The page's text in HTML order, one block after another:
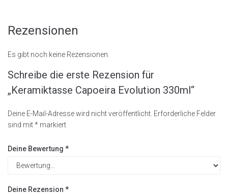
Rezensionen
Es gibt noch keine Rezensionen.
Schreibe die erste Rezension für
„Keramiktasse Capoeira Evolution 330ml“
Deine E-Mail-Adresse wird nicht veröffentlicht. Erforderliche Felder
sind mit* markiert
Deine Bewertung *
Deine Rezension *